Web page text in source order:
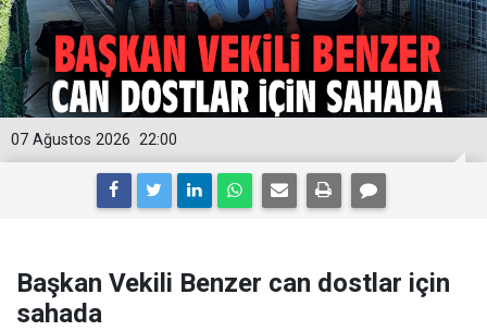
22:00
07 Ağustos 2026
Başkan Vekili Benzer can dostlar için
sahada